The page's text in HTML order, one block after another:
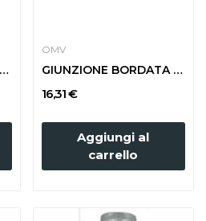
GIUNZIONE BORDATA PER TUBI GOMMA d. 150
OMV
GIUNZIONE BORDATA PER TUBI GOMMA d. 120
16,31 €
Aggiungi al
carrello